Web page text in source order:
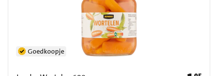
Goedkoopje